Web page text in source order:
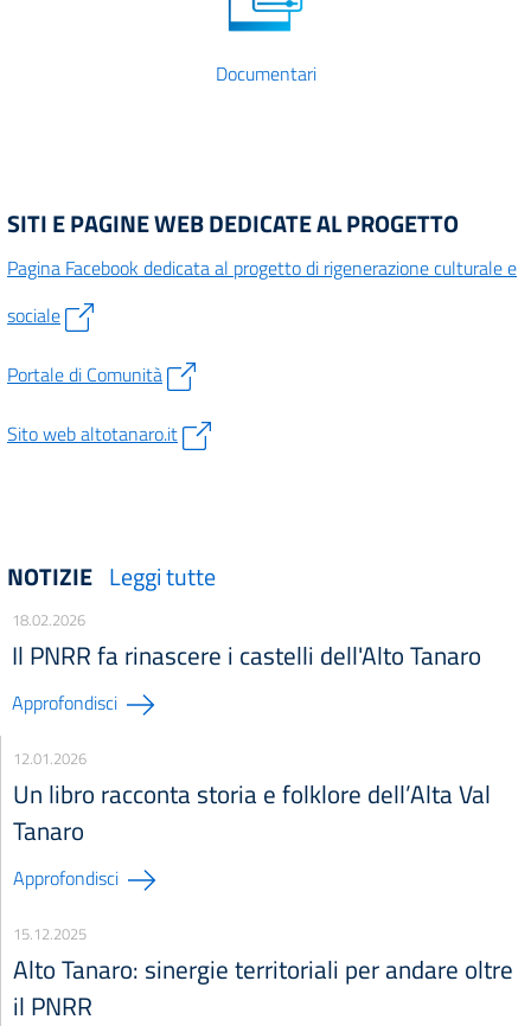
Documentari
SITI E PAGINE WEB DEDICATE AL PROGETTO
Pagina Facebook dedicata al progetto di rigenerazione culturale e
sociale
Portale di Comunità
Sito web altotanaro.it
NOTIZIE Leggi tutte
18.02.2026
Il PNRR fa rinascere i castelli dell'Alto Tanaro
Approfondisci
12.01.2026
Un libro racconta storia e folklore dell’Alta Val
Tanaro
Approfondisci
15.12.2025
Alto Tanaro: sinergie territoriali per andare oltre
il PNRR